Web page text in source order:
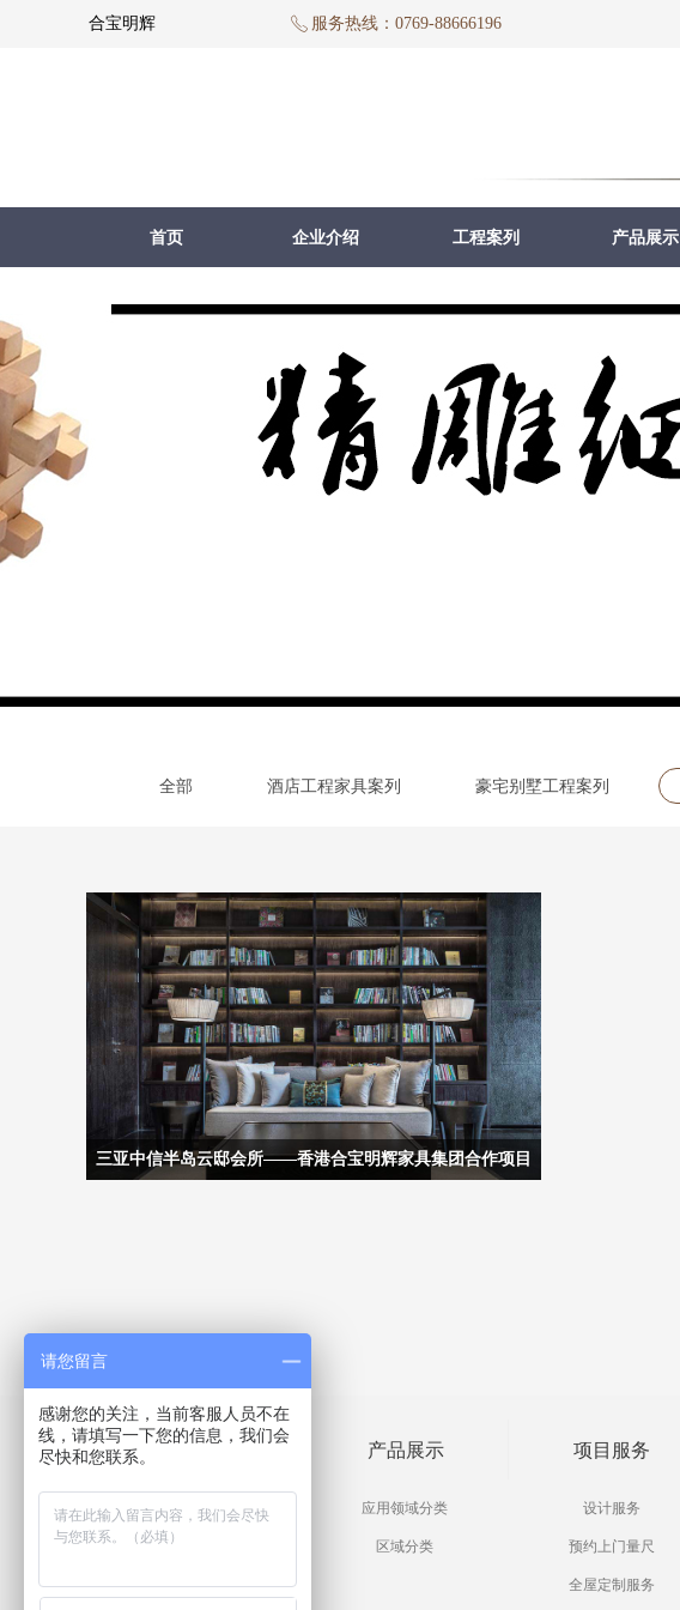
首页 企业介绍 工程案列 产品展示
ꂅ 服务热线：0769-88666196
合宝明辉
全部 酒店工程家具案列 豪宅别墅工程案列
三亚中信半岛云邸会所——香港合宝明辉家具集团合作项目
应用领域分类
区域分类
设计服务
预约上门量尺
全屋定制服务
酒店工程家具案列
豪宅别墅工程案列
高档会所工程案列
工程案列 产品展示 项目服务
请您留言
感谢您的关注，当前客服人员不在
线，请填写一下您的信息，我们会
尽快和您联系。